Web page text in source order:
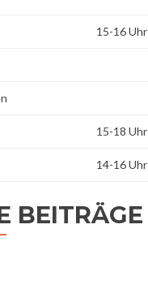
15-16 Uhr
15-18 Uhr
14-16 Uhr
BEITRÄGE